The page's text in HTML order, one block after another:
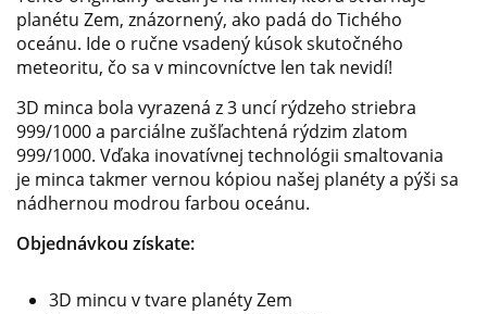
planétu Zem, znázornený, ako padá do Tichého
oceánu. Ide o ručne vsadený kúsok skutočného
meteoritu, čo sa v mincovníctve len tak nevidí!
3D minca bola vyrazená z 3 uncí rýdzeho striebra
999/1000 a parciálne zušľachtená rýdzim zlatom
999/1000. Vďaka inovatívnej technológii smaltovania
je minca takmer vernou kópiou našej planéty a pýši sa
nádhernou modrou farbou oceánu.
Objednávkou získate:
3D mincu v tvare planéty Zem